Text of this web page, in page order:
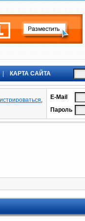
КАРТА САЙТА
E-Mail
Пароль